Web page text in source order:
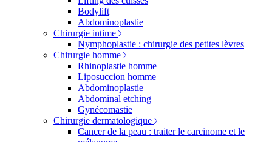
Bodylift
Abdominoplastie
Chirurgie intime
Nymphoplastie : chirurgie des petites lèvres
Chirurgie homme
Rhinoplastie homme
Liposuccion homme
Abdominoplastie
Abdominal etching
Gynécomastie
Chirurgie dermatologique
Cancer de la peau : traiter le carcinome et le